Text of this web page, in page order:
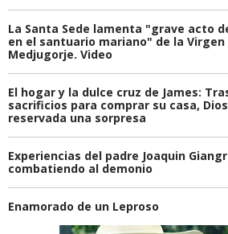
La Santa Sede lamenta "grave acto
en el santuario mariano" de la Virgen
Medjugorje. Video
El hogar y la dulce cruz de James:
sacrificios para comprar su casa,
reservada una sorpresa
Experiencias del padre Joaquin
combatiendo al demonio
Enamorado de un Leproso